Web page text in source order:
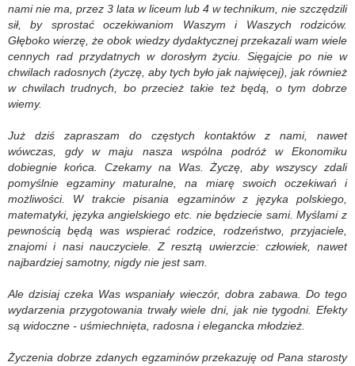
nami nie ma, przez 3 lata w liceum lub 4 w technikum, nie szczędzili
sił, by sprostać oczekiwaniom Waszym i Waszych rodziców.
Głęboko wierzę, że obok wiedzy dydaktycznej przekazali wam wiele
cennych rad przydatnych w dorosłym życiu. Sięgajcie po nie w
chwilach radosnych (życzę, aby tych było jak najwięcej), jak również
w chwilach trudnych, bo przecież takie też będą, o tym dobrze
wiemy.
Już dziś zapraszam do częstych kontaktów z nami, nawet
wówczas, gdy w maju nasza wspólna podróż w Ekonomiku
dobiegnie końca. Czekamy na Was. Życzę, aby wszyscy zdali
pomyślnie egzaminy maturalne, na miarę swoich oczekiwań i
możliwości. W trakcie pisania egzaminów z języka polskiego,
matematyki, języka angielskiego etc. nie będziecie sami. Myślami z
pewnością będą was wspierać rodzice, rodzeństwo, przyjaciele,
znajomi i nasi nauczyciele. Z resztą uwierzcie: człowiek, nawet
najbardziej samotny, nigdy nie jest sam.
Ale dzisiaj czeka Was wspaniały wieczór, dobra zabawa. Do tego
wydarzenia przygotowania trwały wiele dni, jak nie tygodni. Efekty
są widoczne - uśmiechnięta, radosna i elegancka młodzież.
Życzenia dobrze zdanych egzaminów przekazuję od Pana starosty